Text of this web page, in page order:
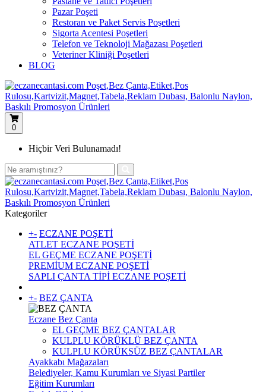
Pazar Poşeti
Restoran ve Paket Servis Poşetleri
Sigorta Acentesi Poşetleri
Telefon ve Teknoloji Mağazası Poşetleri
Veteriner Kliniği Poşetleri
BLOG
0
Hiçbir Veri Bulunamadı!
Kategoriler
+- ECZANE POŞETİ
ATLET ECZANE POŞETİ
EL GEÇME ECZANE POŞETİ
PREMİUM ECZANE POŞETİ
SAPLI ÇANTA TİPİ ECZANE POŞETİ
+- BEZ ÇANTA
Eczane Bez Çanta
EL GEÇME BEZ ÇANTALAR
KULPLU KÖRÜKLÜ BEZ ÇANTA
KULPLU KÖRÜKSÜZ BEZ ÇANTALAR
Ayakkabı Mağazaları
Belediyeler, Kamu Kurumları ve Siyasi Partiler
Eğitim Kurumları